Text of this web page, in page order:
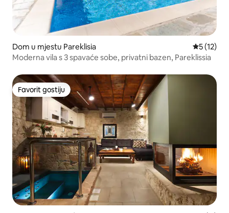
Dom u mjestu Pareklisia Prosječna
5 (12)
Moderna vila s 3 spavaće sobe, privatni bazen, Pareklissia
Favorit gostiju
Favorit gostiju